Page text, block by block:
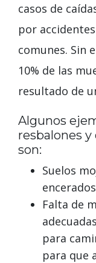
casos de
por
comunes. Sin
10% de las
resultado de
Algunos
resbalones
son:
Suelos
encerados
Falta de
para
para que